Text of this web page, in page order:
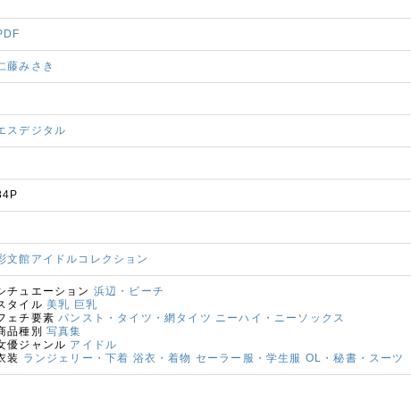
藤みさき
スデジタル
文館アイドルコレクション
チュエーション 浜辺・ビーチ
タイル 美乳 巨乳
ェチ要素パンスト・タイツ・網タイツ ニーハイ・ニーソックス
品種別 写真集
優ジャンル アイドル
装 ランジェリー・下着 浴衣・着物 セーラー服・学生服 OL・秘書・スーツ